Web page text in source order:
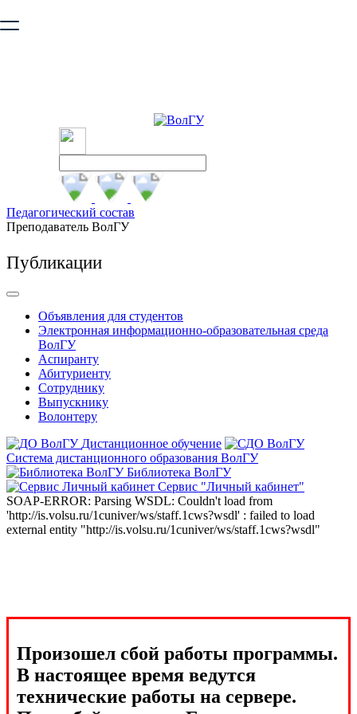
безопасную работу с сайтом. Пожалуйста
Педагогический состав
Преподаватель ВолГУ
Публикации
Объявления для студентов
Электронная информационно-образовательная среда
ВолГУ
Аспиранту
Абитуриенту
Сотруднику
Выпускнику
Волонтеру
Дистанционное обучение
Система дистанционного образования ВолГУ
Библиотека ВолГУ
Сервис "Личный кабинет"
SOAP-ERROR: Parsing WSDL: Couldn't load from
'http://is.volsu.ru/1cuniver/ws/staff.1cws?wsdl' : failed to load
external entity "http://is.volsu.ru/1cuniver/ws/staff.1cws?wsdl"
Произошел сбой работы программы.
В настоящее время ведутся
технические работы на сервере.